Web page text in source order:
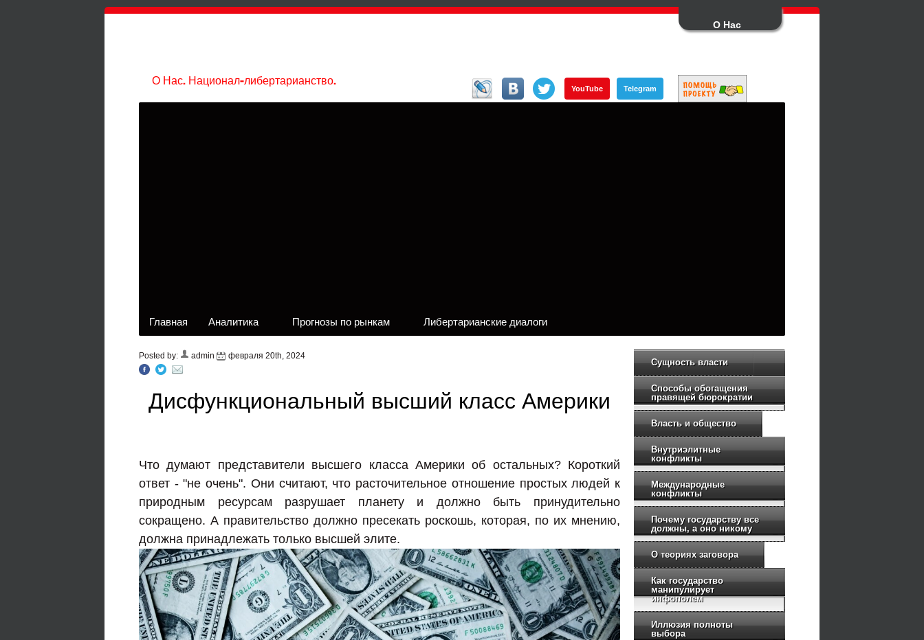
О Нас
О Нас. Национал-либертарианство.
YouTube Telegram
Главная Аналитика Прогнозы по рынкам Либертарианские диалоги
Posted by: admin февраля 20th, 2024
Дисфункциональный высший класс Америки
Что думают представители высшего класса Америки об остальных? Короткий
ответ - "не очень". Они считают, что расточительное отношение простых людей к
природным ресурсам разрушает планету и должно быть принудительно
сокращено. А правительство должно пресекать роскошь, которая, по их мнению,
должна принадлежать только высшей элите.
Сущность власти
Способы обогащения
правящей бюрократии
Власть и общество
Внутриэлитные
конфликты
Международные
конфликты
Почему государству все
должны, а оно никому
О теориях заговора
Как государство
манипулирует
инфополем
Иллюзия полноты
выбора